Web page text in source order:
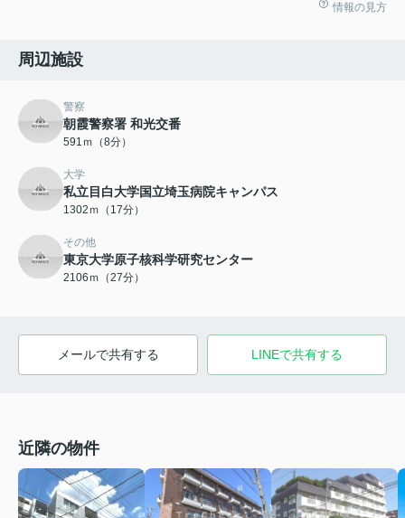
情報の見方
周辺施設
警察
朝霞警察署 和光交番
591ｍ（8分）
大学
私立目白大学国立埼玉病院キャンパス
1302ｍ（17分）
その他
東京大学原子核科学研究センター
2106ｍ（27分）
メールで共有する LINEで共有する
近隣の物件